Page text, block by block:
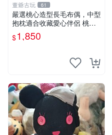
董爺古玩 61
嚴選桃心造型長毛布偶，中型
抱枕適合收藏愛心伴侶 桃心
抱枕 布娃娃 猛咬布偶
$1,850